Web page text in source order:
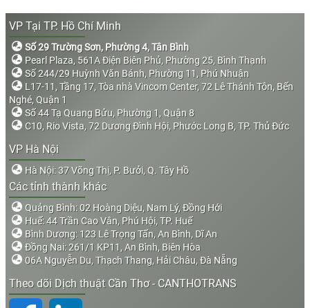
VP Tại TP. Hồ Chí Minh
Số 29 Trường Sơn, Phường 4, Tân Bình
Pearl Plaza, 561A Điện Biên Phủ, Phường 25, Bình Thạnh
Số 244/29 Huỳnh Văn Bánh, Phường 11, Phú Nhuận
L17-11, Tầng 17, Tòa nhà Vincom Center, 72 Lê Thánh Tôn, Bến
Nghé, Quận 1
Số 44 Tạ Quang Bửu, Phường 1, Quận 8
C10, Rio Vista, 72 Dương Đình Hội, Phước Long B, TP. Thủ Đức
VP Hà Nội
Hà Nội: 37 Võng Thị, P. Bưởi, Q. Tây Hồ
Các tỉnh thành khác
Quảng Bình: 02 Hoàng Diệu, Nam Lý, Đồng Hới
Huế: 44 Trần Cao Vân, Phú Hội, TP. Huế
Bình Dương: 123 Lê Trọng Tấn, An Bình, Dĩ An
Đồng Nai: 261/1 KP11, An Bình, Biên Hòa
06A Nguyễn Du, Thạch Thang, Hải Châu, Đà Nẵng
Theo dõi Dịch thuật Cần Thơ - CANTHOTRANS